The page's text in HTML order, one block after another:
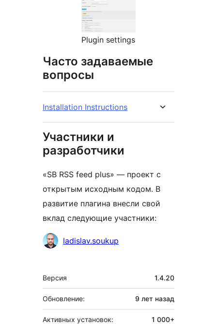
Plugin settings
Часто задаваемые
вопросы
Installation Instructions
Участники и
разработчики
«SB RSS feed plus» — проект с
открытым исходным кодом. В
развитие плагина внесли свой
вклад следующие участники:
Участникиladislav.soukup
Мета
Версия 1.4.20
Обновление: 9 лет назад
Активных установок: 1 000+